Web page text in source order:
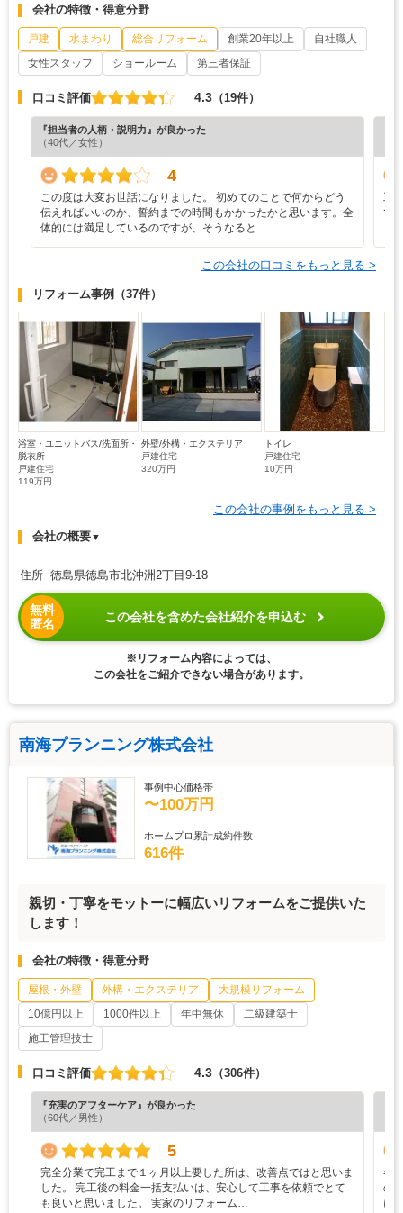
会社の特徴・得意分野
戸建 水まわり 総合リフォーム 創業20年以上
自社職人
女性スタッフ
ショールーム 第三者保証
口コミ評価 4.3 （19件）
『担当者の人柄・説明力』が良かった
（40代／女性）
4
この度は大変お世話になりました。 初めてのことで何からどう
伝えればいいのか、誓約までの時間もかかったかと思います。全
体的には満足しているのですが、そうなると…
工
で
この会社の口コミをもっと見る >
リフォーム事例 （37件）
浴室・ユニットバス/洗面所・
脱衣所
戸建住宅
119万円
外壁/外構・エクステリア
戸建住宅
320万円
トイレ
戸建住宅
10万円
この会社の事例をもっと見る >
会社の概要▼
住所 徳島県徳島市北沖洲2丁目9-18
無料
匿名
この会社を含めた会社紹介を申込む
※リフォーム内容によっては、
この会社をご紹介できない場合があります。
南海プランニング株式会社
事例中心価格帯
〜100万円
ホームプロ累計成約件数
616件
親切・丁寧をモットーに幅広いリフォームをご提供いた
します！
会社の特徴・得意分野
屋根・外壁 外構・エクステリア
大規模リフォーム
10億円以上
1000件以上 年中無休
二級建築士
施工管理技士
口コミ評価 4.3 （306件）
『充実のアフターケア』が良かった
（60代／男性）
5
完全分業で完工まで１ヶ月以上要した所は、改善点ではと思いま
した。 完工後の料金一括支払いは、安心して工事を依頼でとて
も良いと思いました。 実家のリフォーム…
各
の
に